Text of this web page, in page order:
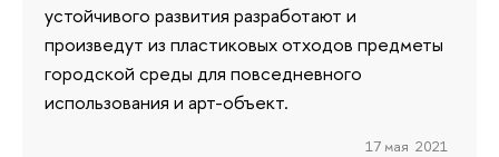
устойчивого развития разработают и
произведут из пластиковых отходов предметы
городской среды для повседневного
использования и арт-объект.
17 мая 2021